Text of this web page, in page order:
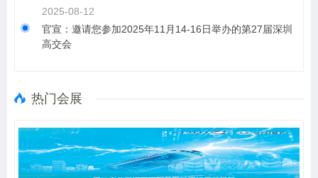
2025-08-12
官宣：邀请您参加2025年11月14-16日举办的第27届深圳
高交会
热门会展